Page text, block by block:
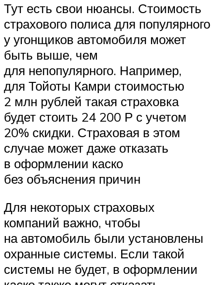
Тут есть свои нюансы. Стоимость
страхового полиса для популярного
у угонщиков автомобиля может
быть выше, чем
для непопулярного. Например,
для Тойоты Камри стоимостью
2 млн рублей такая страховка
будет стоить 24 200 Р с учетом
20% скидки. Страховая в этом
случае может даже отказать
в оформлении каско
без объяснения причин
Для некоторых страховых
компаний важно, чтобы
на автомобиль были установлены
охранные системы. Если такой
системы не будет, в оформлении